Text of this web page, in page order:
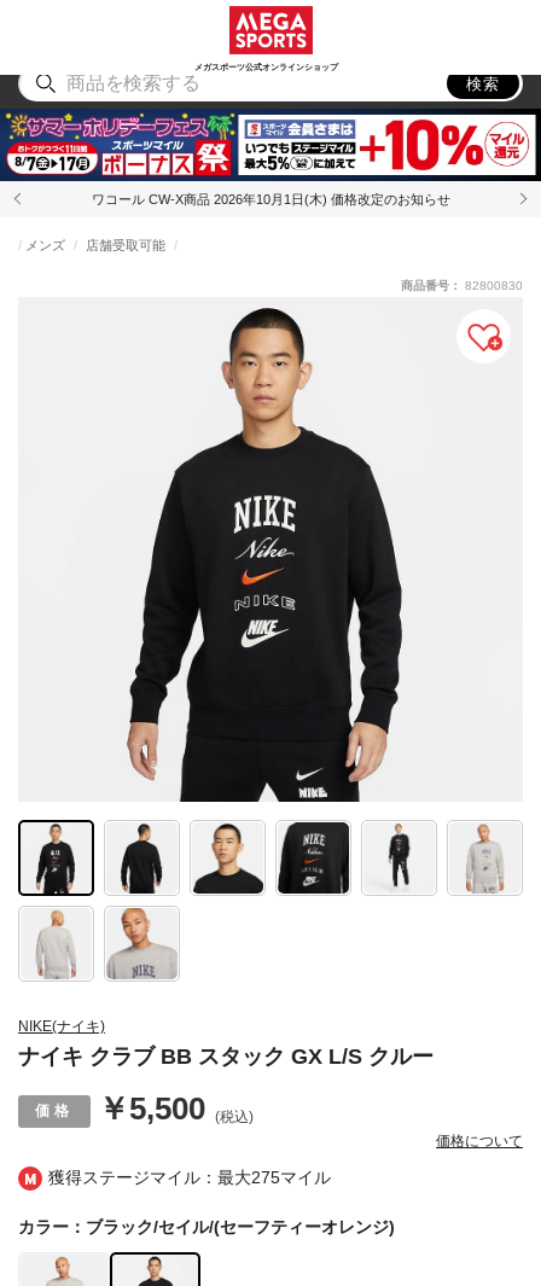
メガスポーツ公式オンラインショップ
アウトドア
検索
ワコール CW-X商品 2026年10月1日(木) 価格改定のお知らせ
獲得ステージマイル：最大275マイル
NIKE(ナイキ)
ナイキ クラブ BB スタック GX L/S クルー
メンズ 店舗受取可能
￥5,500 (税込)
価格について
商品番号： 82800830
カラー：ブラック/セイル/(セーフティーオレンジ)